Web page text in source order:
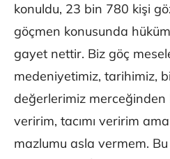
konuldu, 23 bin 780 kişi
göçmen konusunda
gayet nettir. Biz göç
medeniyetimiz, tarihimiz,
değerlerimiz merceğinden
veririm, tacımı veririm
mazlumu asla vermem.